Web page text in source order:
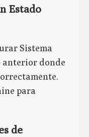
Estado
Sistema
anterior donde
para
de